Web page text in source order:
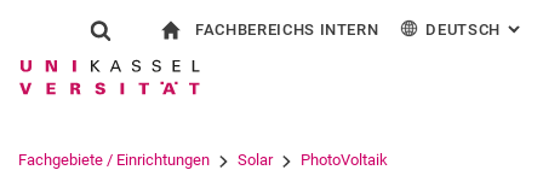
Springe direkt zu: Inhalt
Springe direkt zu: Suche
Springe direkt zu:
Suchformular
Suchbegriff
FACHBEREICHS INTERN DEUTSCH :
Fachgebiete / Einrichtungen Solar PhotoVoltaik